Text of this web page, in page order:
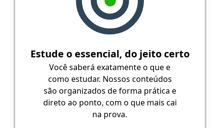
Estude o essencial, do jeito certo
Você saberá exatamente o que e
como estudar. Nossos conteúdos
são organizados de forma prática e
direto ao ponto, com o que mais cai
na prova.